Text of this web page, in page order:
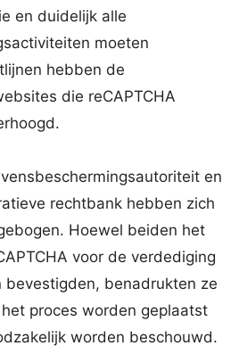
en duidelijk alle
moeten
hebben de
die reCAPTCHA
en
rechtbank hebben zich
Hoewel beiden het
voor de verdediging
bevestigden, benadrukten ze
proces worden geplaatst
worden beschouwd.